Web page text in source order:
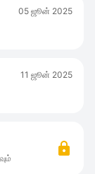
05 ஜூன் 2025
11 ஜூன் 2025